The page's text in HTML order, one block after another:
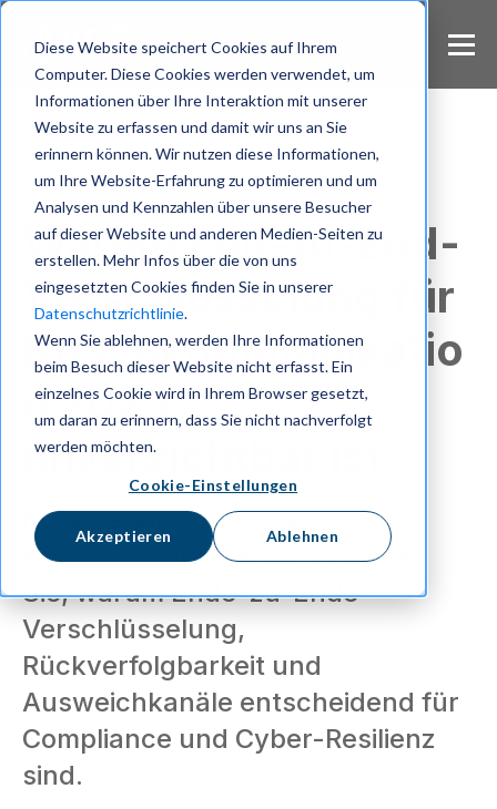
Diese Website speichert Cookies auf Ihrem
Computer. Diese Cookies werden verwendet, um
Informationen über Ihre Interaktion mit unserer
Website zu erfassen und damit wir uns an Sie
erinnern können. Wir nutzen diese Informationen,
um Ihre Website-Erfahrung zu optimieren und um
Analysen und Kennzahlen über unsere Besucher
auf dieser Website und anderen Medien-Seiten zu
erstellen. Mehr Infos über die von uns
eingesetzten Cookies finden Sie in unserer
Datenschutzrichtlinie.
Wenn Sie ablehnen, werden Ihre Informationen
beim Besuch dieser Website nicht erfasst. Ein
einzelnes Cookie wird in Ihrem Browser gesetzt,
um daran zu erinnern, dass Sie nicht nachverfolgt
werden möchten.
Cookie-Einstellungen
Akzeptieren Ablehnen
S
Verschlüsselung
Warum End-to-End-
Verschlüsselung für
Krisenkommunikatio
n 2025
unverzichtbar ist
NIS2 verlangt sichere
Krisenkommunikation. Erfahren
Sie, warum Ende-zu-Ende-
Verschlüsselung,
Rückverfolgbarkeit und
Ausweichkanäle entscheidend für
Compliance und Cyber-Resilienz
sind.